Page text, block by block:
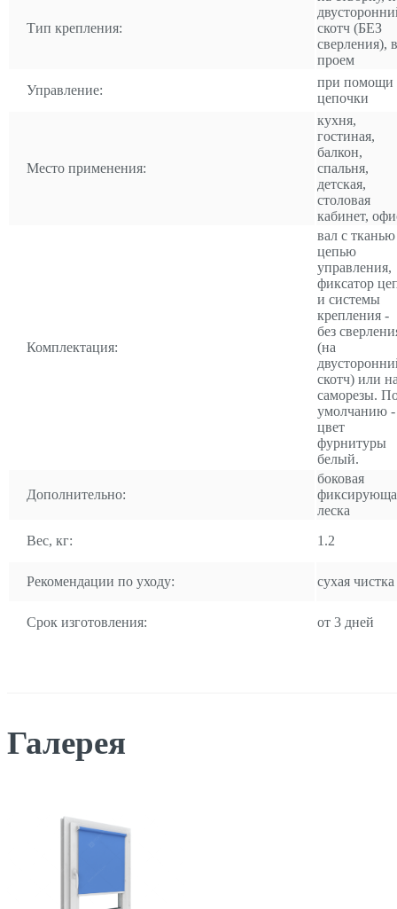
Тип крепления:
скотч (БЕЗ
сверления), в
проем
Управление:
при помощи
цепочки
Место применения:
кухня,
гостиная,
балкон,
спальня,
детская,
столовая
кабинет,
Комплектация:
вал с
цепью
управления,
фиксатор
и системы
крепления -
без
(на
скотч) или
саморезы.
умолчанию -
цвет
фурнитуры
белый.
Дополнительно:
боковая
леска
Вес, кг:
1.2
Рекомендации по уходу: сухая чистка
Срок изготовления: от 3 дней
Галерея